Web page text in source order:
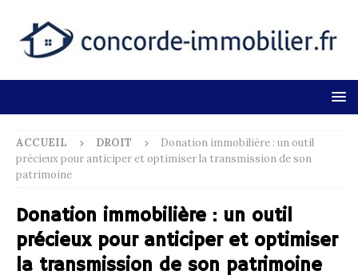
ACCUEIL DROIT
Donation immobilière : un outil
précieux pour anticiper et optimiser la transmission de son
patrimoine
Donation immobilière : un outil
précieux pour anticiper et optimiser
la transmission de son patrimoine